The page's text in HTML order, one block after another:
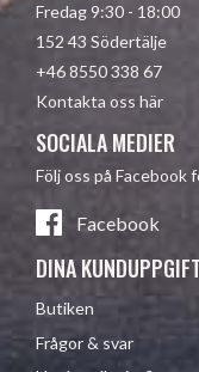
Fredag 9:30 - 18:00
152 43
+46 8550
Kontakta oss här
SOCIALA MEDIER
Följ oss på
Facebook
DINA
Butiken
Frågor & svar